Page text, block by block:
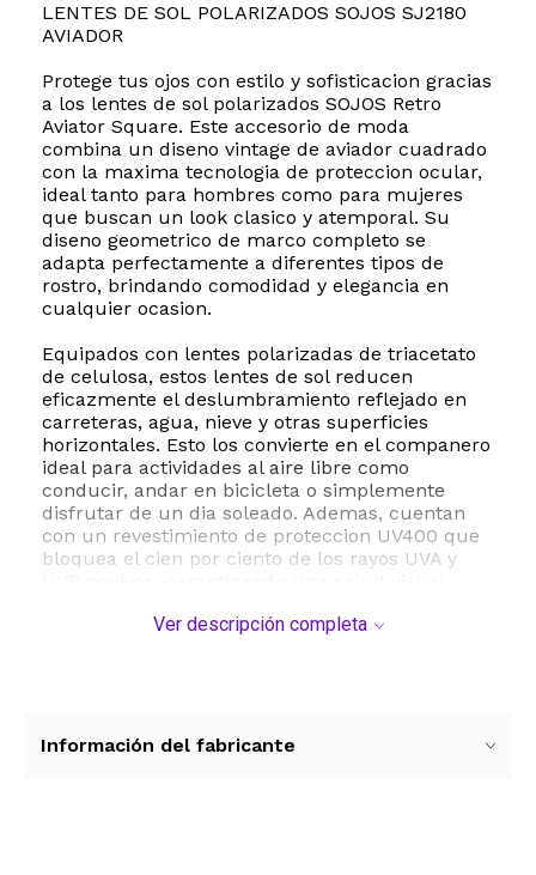
LENTES DE SOL POLARIZADOS SOJOS SJ2180
AVIADOR
Protege tus ojos con estilo y sofisticacion gracias
a los lentes de sol polarizados SOJOS Retro
Aviator Square. Este accesorio de moda
combina un diseno vintage de aviador cuadrado
con la maxima tecnologia de proteccion ocular,
ideal tanto para hombres como para mujeres
que buscan un look clasico y atemporal. Su
diseno geometrico de marco completo se
adapta perfectamente a diferentes tipos de
rostro, brindando comodidad y elegancia en
cualquier ocasion.
Equipados con lentes polarizadas de triacetato
de celulosa, estos lentes de sol reducen
eficazmente el deslumbramiento reflejado en
carreteras, agua, nieve y otras superficies
horizontales. Esto los convierte en el companero
ideal para actividades al aire libre como
conducir, andar en bicicleta o simplemente
disfrutar de un dia soleado. Ademas, cuentan
con un revestimiento de proteccion UV400 que
bloquea el cien por ciento de los rayos UVA y
precisas de cincuenta y dos milimetros de
Ver descripción completa
Información del fabricante